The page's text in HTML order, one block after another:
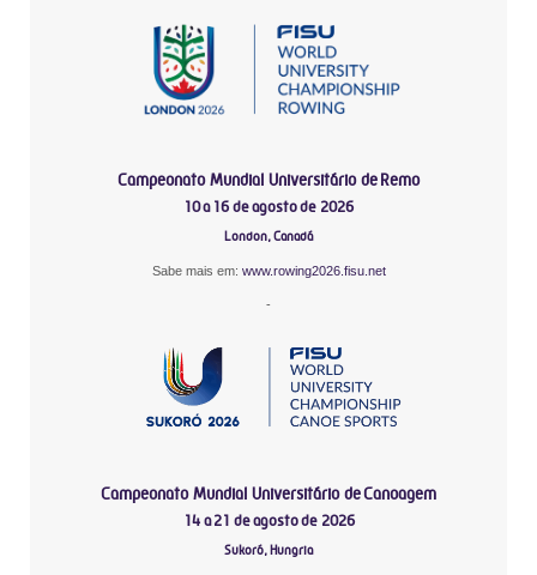
Campeonato Mundial Universitário de Remo
10 a 16 de agosto de 2026
London, Canadá
Sabe mais em: www.rowing2026.fisu.net
-
Campeonato Mundial Universitário de Canoagem
14 a 21 de agosto de 2026
Sukoró, Hungria